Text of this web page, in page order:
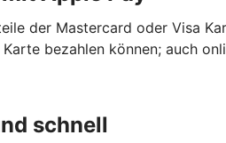
der Mastercard oder Visa
bezahlen können; auch
schnell